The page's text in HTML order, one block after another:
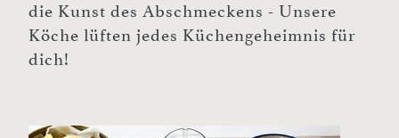
die Kunst des Abschmeckens - Unsere
Köche lüften jedes Küchengeheimnis für
dich!